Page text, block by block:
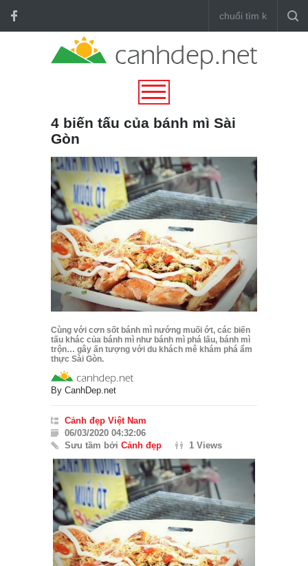
4 biến tấu của bánh mì Sài
Gòn
Cùng với cơn sốt bánh mì nướng muối ớt, các biến
tấu khác của bánh mì như bánh mì phá lấu, bánh mì
trộn… gây ấn tượng với du khách mê khám phá ẩm
thực Sài Gòn.
By CanhDep.net
Cảnh đẹp Việt Nam
06/03/2020 04:32:06
Sưu tầm bởi Cảnh đẹp 1 Views